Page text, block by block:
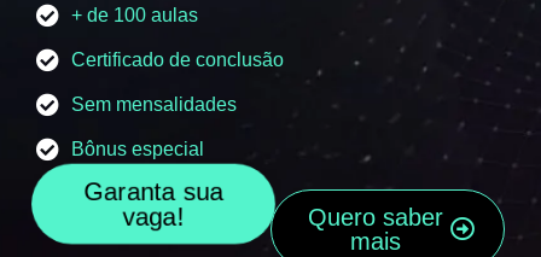
+ de 100 aulas
Certificado de conclusão
Sem mensalidades
Bônus especial
Garanta sua
vaga!
Quero saber
mais